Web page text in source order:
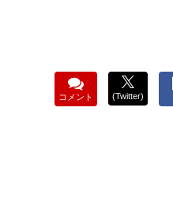
コメント (Twitter)